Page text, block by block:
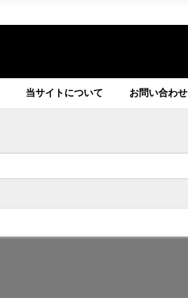
当サイトについて お問い合わせ